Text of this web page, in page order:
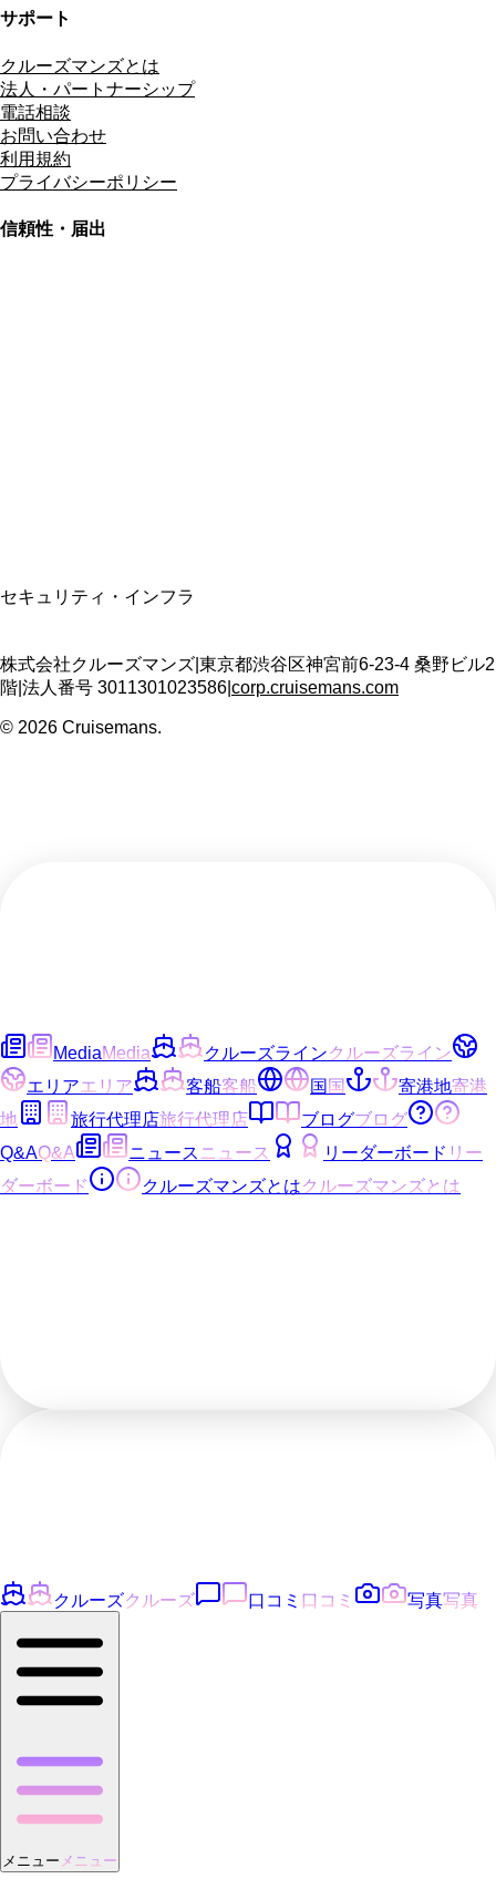
サポート
クルーズマンズとは
法人・パートナーシップ
電話相談
お問い合わせ
利用規約
プライバシーポリシー
信頼性・届出
セキュリティ・インフラ
株式会社クルーズマンズ 東京都渋谷区神宮前6-23-4 桑野ビル2
階 法人番号 3011301023586 corp.cruisemans.com
© 2026 Cruisemans.
MediaMedia クルーズラインクルーズライン
エリアエリア 客船客船 国国 寄港地寄港
地
旅行代理店旅行代理店 ブログブログ
Q&AQ&A ニュース ニュース リーダーボード リー
ダーボード
クルーズマンズとはクルーズマンズとは
クルーズクルーズ 口コミ 口コミ 写真写真
メニュー メニュー